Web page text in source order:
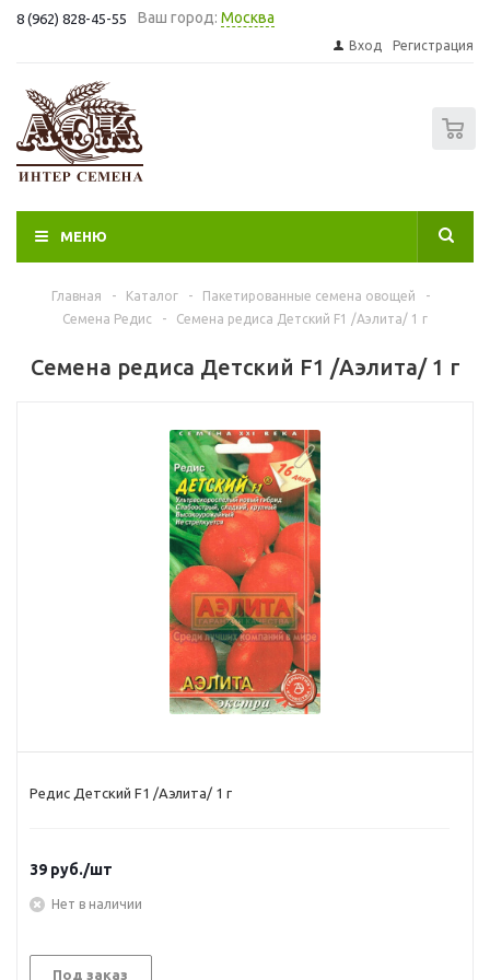
8 (962) 828-45-55 Ваш город: Москва
Вход Регистрация
МЕНЮ
Главная - Каталог - Пакетированные семена овощей
-
Семена Редис
- Семена редиса Детский F1 /Аэлита/ 1 г
Семена редиса Детский F1 /Аэлита/ 1 г
Редис Детский F1 /Аэлита/ 1 г
39 руб./шт
Нет в наличии
Под заказ